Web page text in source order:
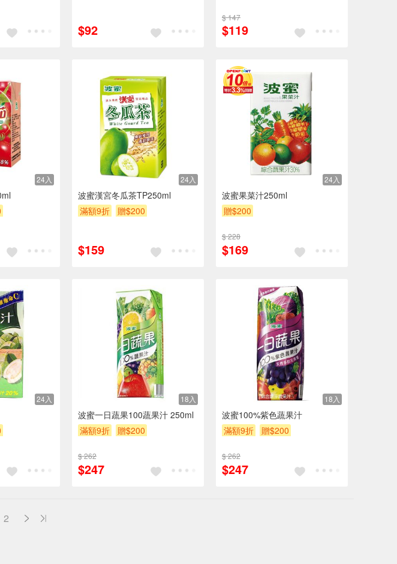
$92
$ 147
$119
24入 24入
波蜜漢宮冬瓜茶TP250ml
滿額9折
贈$200
$159
24入
波蜜果菜汁250ml
贈$200
$ 228
$169
24入 18入
波蜜一日蔬果100蔬果汁 250ml
滿額9折
贈$200
$ 262
$247
18入
波蜜100%紫色蔬果汁
滿額9折
贈$200
$ 262
$247
2